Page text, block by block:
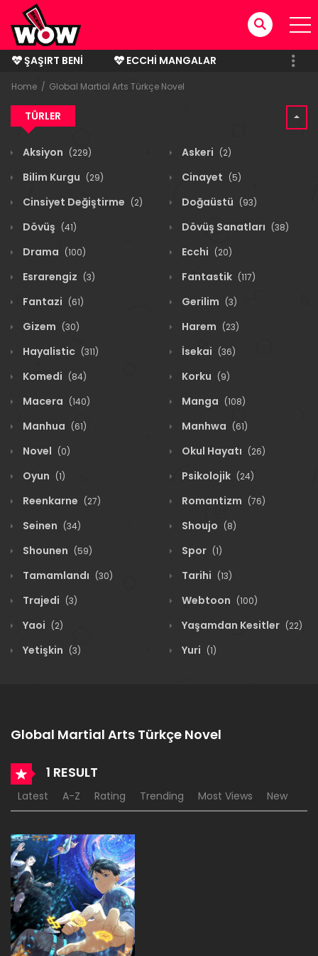
ŞAŞIRT BENI
ECCHI MANGALAR
BITMIŞ MANGALAR
Home Global Martial Arts Türkçe Novel
TÜRLER
Aksiyon (229) Askeri (2)
Bilim Kurgu (29) Cinayet (5)
Cinsiyet Değiştirme (2) Doğaüstü (93)
Dövüş (41) Dövüş Sanatları (38)
Drama (100) Ecchi (20)
Esrarengiz (3) Fantastik (117)
Fantazi (61) Gerilim (3)
Gizem (30) Harem (23)
Hayalistic (311) İsekai (36)
Komedi (84) Korku (9)
Macera (140) Manga (108)
Manhua (61) Manhwa (61)
Novel (0) Okul Hayatı (26)
Oyun (1) Psikolojik (24)
Reenkarne (27) Romantizm (76)
Seinen (34) Shoujo (8)
Shounen (59) Spor (1)
Tamamlandı (30) Tarihi (13)
Trajedi (3) Webtoon (100)
Yaoi (2) Yaşamdan Kesitler (22)
Yetişkin (3) Yuri (1)
Global Martial Arts Türkçe Novel
1 RESULT
Latest A-Z Rating Trending Most Views New